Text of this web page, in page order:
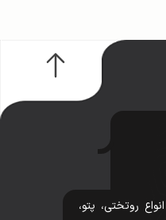
روتختی، پتو،